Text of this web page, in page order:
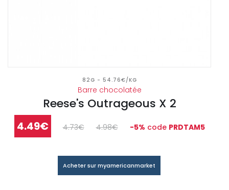
82G - 54.76€/KG
Barre chocolatée
Reese's Outrageous X 2
4.49€ 4.73€ 4.98€ -5% code PRDTAM5
Acheter sur myamericanmarket